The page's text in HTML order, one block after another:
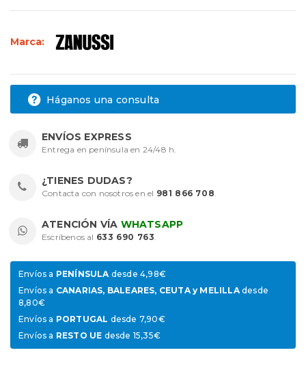
Marca:
Háganos una consulta
ENVÍOS EXPRESS
Entrega en península en 24/48 h.
¿TIENES DUDAS?
Contacta con nosotros en el 981 866 708
ATENCIÓN VÍA WHATSAPP
Escríbenos al 633 690 763
Envíos a PENÍNSULA desde 4,98€
Envíos a CANARIAS, BALEARES, CEUTA y MELILLAdesde
8,80€
Envíos a PORTUGAL desde 7,90€
Envíos a RESTO UE desde 15,35€